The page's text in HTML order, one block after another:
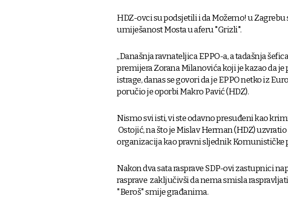
HDZ-ovci su podsjetili i da Možemo! u
umiješanost Mosta u aferu "Grizli".
„Današnja ravnateljica EPPO-a, a tadašnja
premijera Zorana Milanovića koji je kazao da
istrage, danas se govori da je EPPO netko iz
poručio je oporbi Makro Pavić (HDZ).
Nismo svi isti, vi ste odavno presuđeni kao
Ostojić, na što je Mislav Herman (HDZ)
organizacija kao pravni sljednik Komunističke
Nakon dva sata rasprave SDP-ovi zastupnici
rasprave zaključivši da nema smisla
"Beroš" smije građanima.